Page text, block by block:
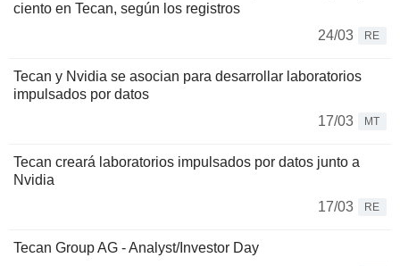
ciento en Tecan, según los registros
24/03
RE
Tecan y Nvidia se asocian para desarrollar laboratorios
impulsados por datos
17/03
MT
Tecan creará laboratorios impulsados por datos junto a
Nvidia
17/03
RE
Tecan Group AG - Analyst/Investor Day